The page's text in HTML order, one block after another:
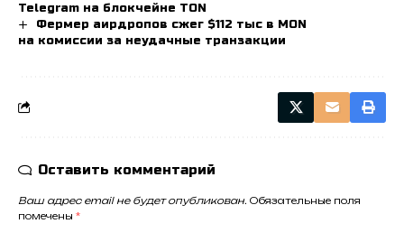
Telegram на блокчейне TON
Фермер аирдропов сжег $112 тыс в MON
на комиссии за неудачные транзакции
Оставить комментарий
Ваш адрес email не будет опубликован. Обязательные поля
помечены *